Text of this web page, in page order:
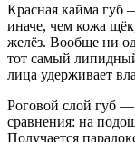
Красная кайма
иначе, чем кожа
желёз. Вообще ни
тот самый
лица удерживает
Роговой слой губ
сравнения: на
Получается